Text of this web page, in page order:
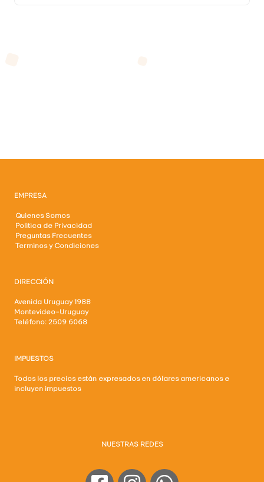
EMPRESA
Quienes Somos
Politica de Privacidad
Preguntas Frecuentes
Terminos y Condiciones
DIRECCIÓN
Avenida Uruguay 1988
Montevideo-Uruguay
Teléfono: 2509 6068
IMPUESTOS
Todos los precios están expresados en dólares americanos e
incluyen impuestos
NUESTRAS REDES